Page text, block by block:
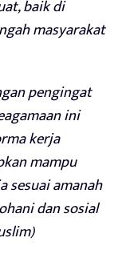
baik di
masyarakat
pengingat
ini
kerja
mampu
sesuai amanah
dan sosial